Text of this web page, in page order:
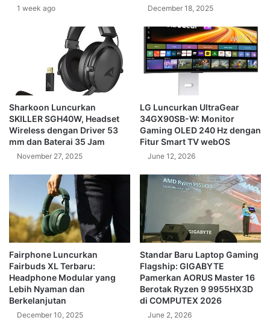
1 week ago December 18, 2025
Sharkoon Luncurkan
SKILLER SGH40W, Headset
Wireless dengan Driver 53
mm dan Baterai 35 Jam
November 27, 2025
LG Luncurkan UltraGear
34GX90SB-W: Monitor
Gaming OLED 240 Hz dengan
Fitur Smart TV webOS
June 12, 2026
Fairphone Luncurkan
Fairbuds XL Terbaru:
Headphone Modular yang
Lebih Nyaman dan
Berkelanjutan
December 10, 2025
Standar Baru Laptop Gaming
Flagship: GIGABYTE
Pamerkan AORUS Master 16
Berotak Ryzen 9 9955HX3D
di COMPUTEX 2026
June 2, 2026